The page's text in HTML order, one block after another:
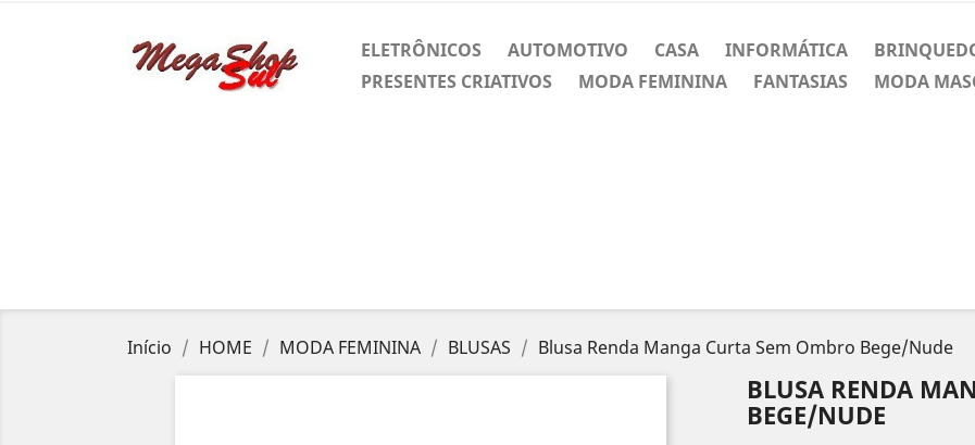
ELETRÔNICOS AUTOMOTIVO CASA INFORMÁTICA
PRESENTES CRIATIVOS
MODA FEMININA FANTASIAS MODA
Início HOME MODA FEMININA BLUSAS Blusa Renda Manga Curta Sem Ombro Bege/Nude
BLUSA RENDA
BEGE/NUDE